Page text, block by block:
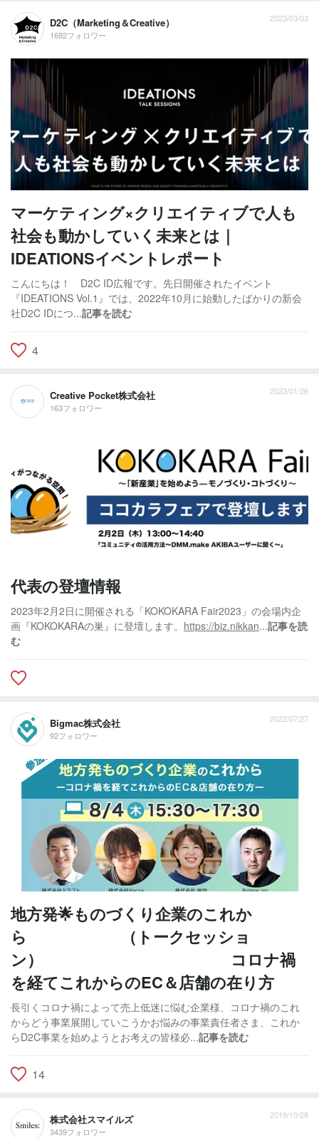
D2C（Marketing＆Creative）
1692フォロワー
2023/03/03
マーケティング×クリエイティブで人も
社会も動かしていく未来とは｜
IDEATIONSイベントレポート
こんにちは！ D2C ID広報です。先日開催されたイベント
『IDEATIONS Vol.1』では、2022年10月に始動したばかりの新会
社D2C IDにつ...記事を読む
4
Creative Pocket株式会社
163フォロワー
2023/01/26
代表の登壇情報
2023年2月2日に開催される「KOKOKARA Fair2023」の会場内企
画『KOKOKARAの巣』に登壇します。 https://biz.nikkan...記事を読
む
Bigmac株式会社
92フォロワー
2022/07/27
地方発🌟ものづくり企業のこれか
ら （トークセッショ
ン） コロナ禍
を経てこれからのEC＆店舗の在り方
長引くコロナ禍によって売上低迷に悩む企業様、コロナ禍のこれ
からどう事業展開していこうかお悩みの事業責任者さま、これか
らD2C事業を始めようとお考えの皆様必...記事を読む
14
株式会社スマイルズ
3439フォロワー
2019/10/28